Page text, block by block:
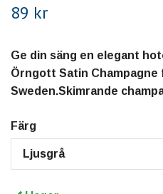
89 kr
Ge din säng en elegant
Örngott Satin Champagne
Sweden.Skimrande
Färg
Ljusgrå